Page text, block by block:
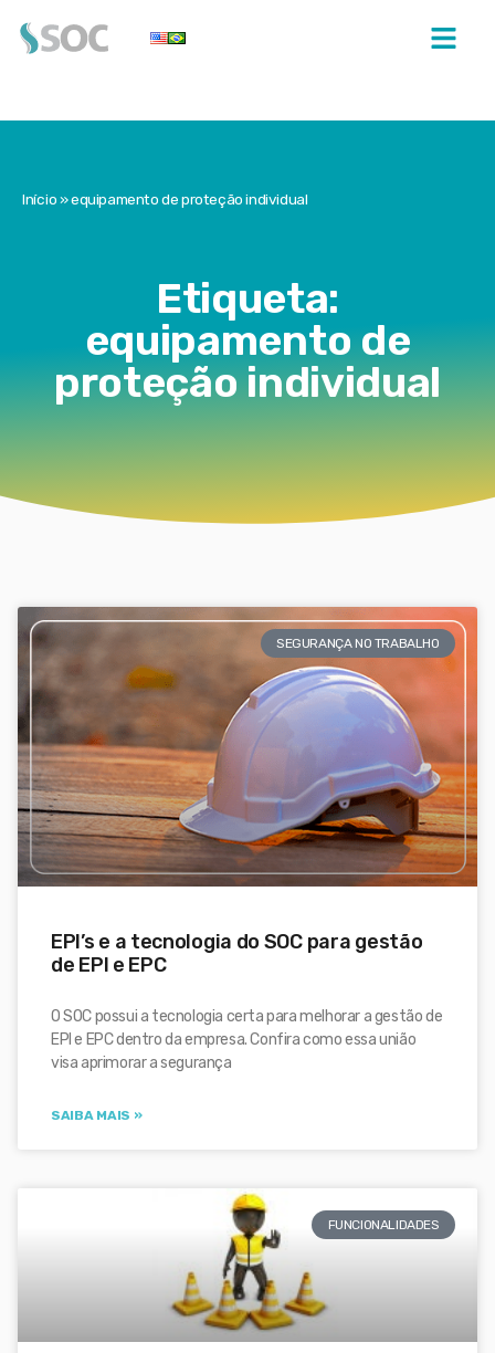
Início»equipamento de proteção individual
Etiqueta:
equipamento de
proteção individual
SEGURANÇA NO TRABALHO
EPI’s e a tecnologia do SOC para gestão
de EPI e EPC
O SOC possui a tecnologia certa para melhorar a gestão de
EPI e EPC dentro da empresa. Confira como essa união
visa aprimorar a segurança
SAIBA MAIS »
FUNCIONALIDADES